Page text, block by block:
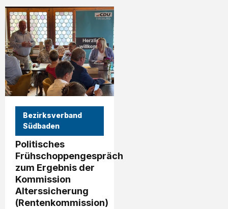
Bezirksverband
Südbaden
Politisches
Frühschoppengespräch
zum Ergebnis der
Kommission
Alterssicherung
(Rentenkommission)